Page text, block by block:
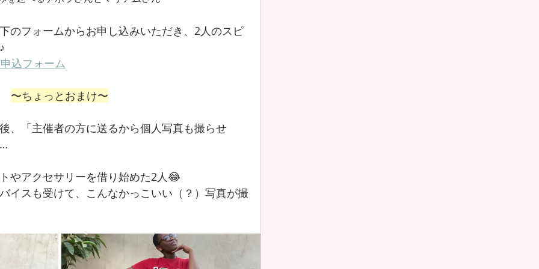
のフォームからお申し込みいただき、2人のスピ
込フォーム
〜ちょっとおまけ〜
、「主催者の方に送るから個人写真も撮らせ
やアクセサリーを借り始めた2人😂
イスも受けて、こんなかっこいい（？）写真が撮